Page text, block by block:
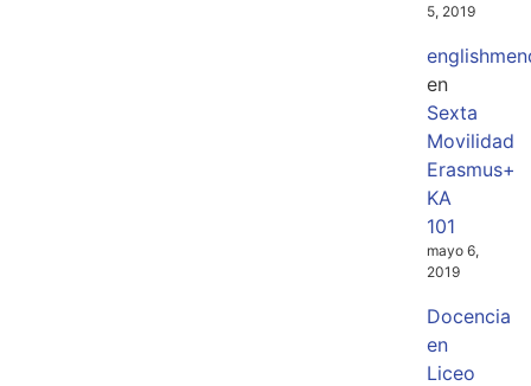
5, 2019
en
Sexta
Movilidad
Erasmus+
KA
101
mayo 6,
2019
Docencia
en
Liceo